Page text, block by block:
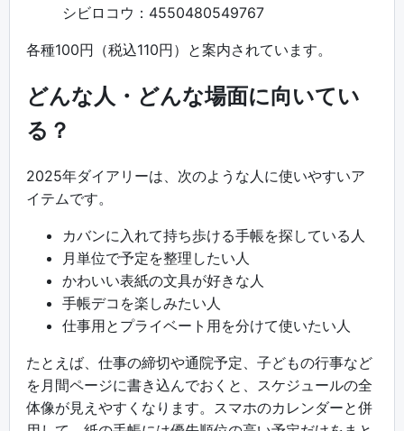
シビロコウ：4550480549767
各種100円（税込110円）と案内されています。
どんな人・どんな場面に向いてい
る？
2025年ダイアリーは、次のような人に使いやすいア
イテムです。
カバンに入れて持ち歩ける手帳を探している人
月単位で予定を整理したい人
かわいい表紙の文具が好きな人
手帳デコを楽しみたい人
仕事用とプライベート用を分けて使いたい人
たとえば、仕事の締切や通院予定、子どもの行事など
を月間ページに書き込んでおくと、スケジュールの全
体像が見えやすくなります。スマホのカレンダーと併